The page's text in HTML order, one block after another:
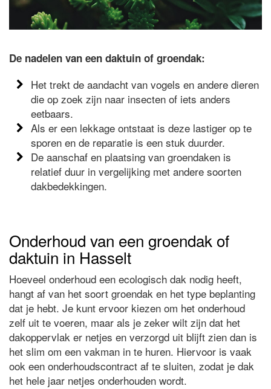
De nadelen van een daktuin of groendak:
Het trekt de aandacht van vogels en andere dieren
die op zoek zijn naar insecten of iets anders
eetbaars.
Als er een lekkage ontstaat is deze lastiger op te
sporen en de reparatie is een stuk duurder.
De aanschaf en plaatsing van groendaken is
relatief duur in vergelijking met andere soorten
dakbedekkingen.
Onderhoud van een groendak of
daktuin in Hasselt
Hoeveel onderhoud een ecologisch dak nodig heeft,
hangt af van het soort groendak en het type beplanting
dat je hebt. Je kunt ervoor kiezen om het onderhoud
zelf uit te voeren, maar als je zeker wilt zijn dat het
dakoppervlak er netjes en verzorgd uit blijft zien dan is
het slim om een vakman in te huren. Hiervoor is vaak
ook een onderhoudscontract af te sluiten, zodat je dak
het hele jaar netjes onderhouden wordt.